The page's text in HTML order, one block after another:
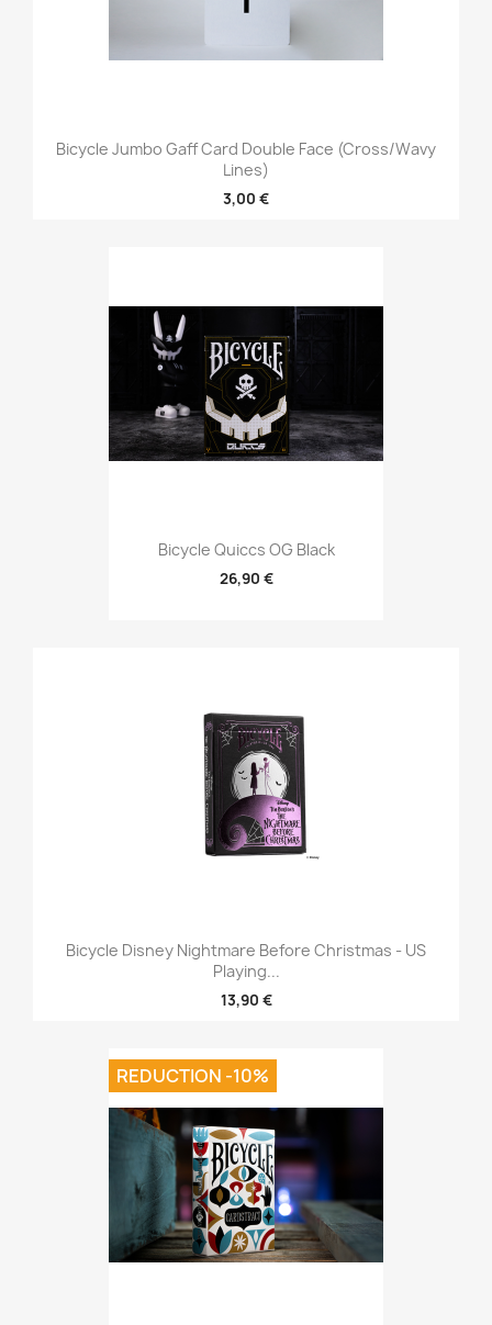
Bicycle Jumbo Gaff Card Double Face (Cross/Wavy
Lines)
3,00 €
Bicycle Quiccs OG Black
26,90 €
Bicycle Disney Nightmare Before Christmas - US
Playing...
13,90 €
REDUCTION -10%